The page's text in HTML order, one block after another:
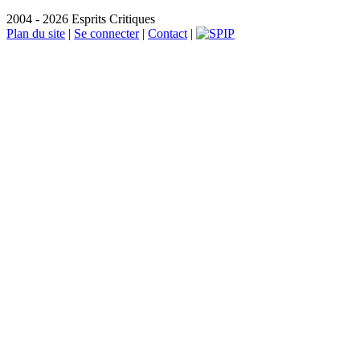
2004 - 2026 Esprits Critiques
Plan du site | Se connecter| Contact |